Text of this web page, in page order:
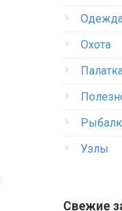
Охота
Узлы
Свежие